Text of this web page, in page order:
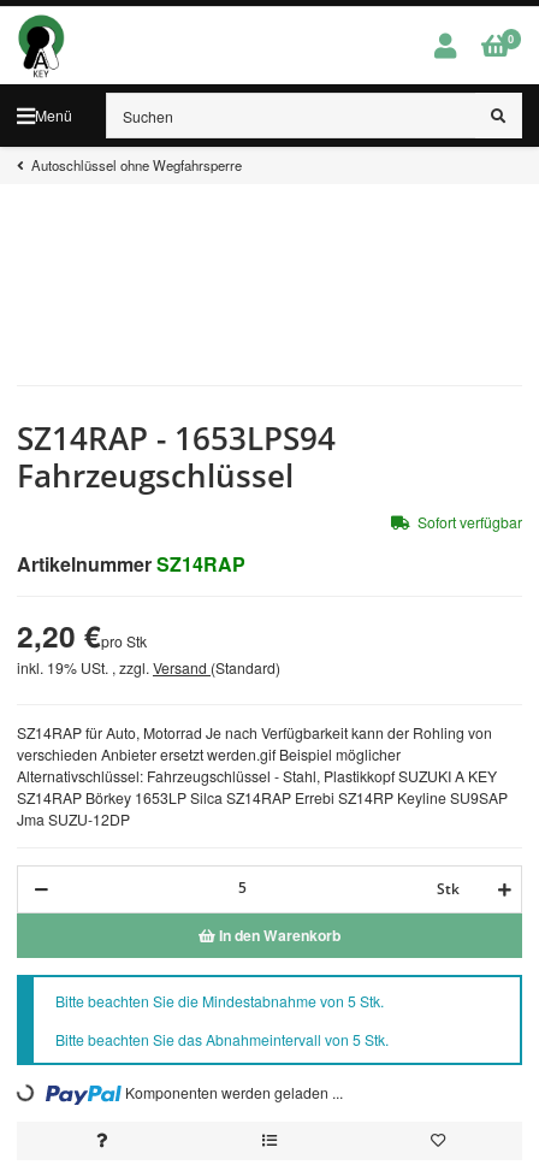
Menü
0
Autoschlüssel ohne Wegfahrsperre
SZ14RAP - 1653LPS94
Fahrzeugschlüssel
ArtikelnummerSZ14RAP
SZ14RAP für Auto, Motorrad Je nach Verfügbarkeit kann der Rohling von
verschieden Anbieter ersetzt werden.gif Beispiel möglicher
Alternativschlüssel: Fahrzeugschlüssel - Stahl, Plastikkopf SUZUKI A KEY
SZ14RAP Börkey 1653LP Silca SZ14RAP Errebi SZ14RP Keyline SU9SAP
Jma SUZU-12DP
2,20 €pro Stk
inkl. 19% USt. , zzgl. Versand (Standard)
Stk
In den Warenkorb
xBitte beachten Sie die Mindestabnahme von 5 Stk.
Bitte beachten Sie das Abnahmeintervall von 5 Stk.
Loading... Komponenten werden geladen ...
Sofort verfügbar